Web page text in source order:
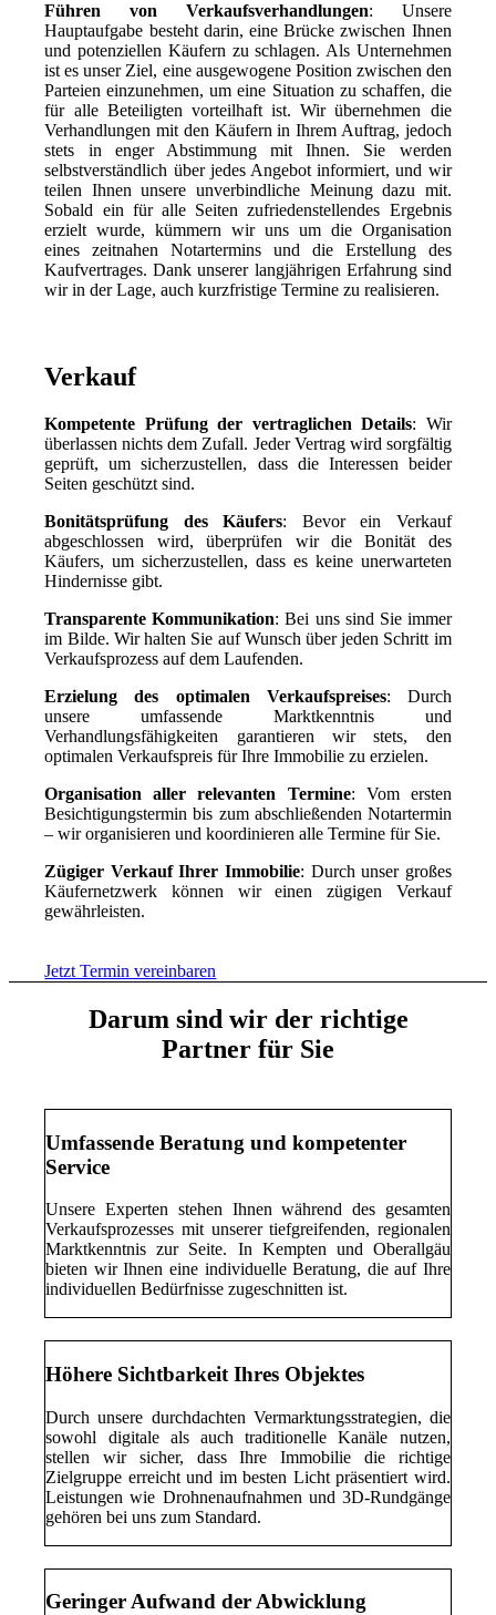
Führen von Verkaufsverhandlungen: Unsere
Hauptaufgabe besteht darin, eine Brücke zwischen Ihnen
und potenziellen Käufern zu schlagen. Als Unternehmen
ist es unser Ziel, eine ausgewogene Position zwischen den
Parteien einzunehmen, um eine Situation zu schaffen, die
für alle Beteiligten vorteilhaft ist. Wir übernehmen die
Verhandlungen mit den Käufern in Ihrem Auftrag, jedoch
stets in enger Abstimmung mit Ihnen. Sie werden
selbstverständlich über jedes Angebot informiert, und wir
teilen Ihnen unsere unverbindliche Meinung dazu mit.
Sobald ein für alle Seiten zufriedenstellendes Ergebnis
erzielt wurde, kümmern wir uns um die Organisation
eines zeitnahen Notartermins und die Erstellung des
Kaufvertrages. Dank unserer langjährigen Erfahrung sind
wir in der Lage, auch kurzfristige Termine zu realisieren.
Verkauf
Kompetente Prüfung der vertraglichen Details: Wir
überlassen nichts dem Zufall. Jeder Vertrag wird sorgfältig
geprüft, um sicherzustellen, dass die Interessen beider
Seiten geschützt sind.
Bonitätsprüfung des Käufers: Bevor ein Verkauf
abgeschlossen wird, überprüfen wir die Bonität des
Käufers, um sicherzustellen, dass es keine unerwarteten
Hindernisse gibt.
Transparente Kommunikation: Bei uns sind Sie immer
im Bilde. Wir halten Sie auf Wunsch über jeden Schritt im
Verkaufsprozess auf dem Laufenden.
Erzielung des optimalen Verkaufspreises: Durch
unsere umfassende Marktkenntnis und
Verhandlungsfähigkeiten garantieren wir stets, den
optimalen Verkaufspreis für Ihre Immobilie zu erzielen.
Organisation aller relevanten Termine: Vom ersten
Besichtigungstermin bis zum abschließenden Notartermin
– wir organisieren und koordinieren alle Termine für Sie.
Zügiger Verkauf Ihrer Immobilie: Durch unser großes
Käufernetzwerk können wir einen zügigen Verkauf
gewährleisten.
Jetzt Termin vereinbaren
Darum sind wir der richtige
Partner für Sie
Umfassende Beratung und kompetenter
Service
Unsere Experten stehen Ihnen während des gesamten
Verkaufsprozesses mit unserer tiefgreifenden, regionalen
Marktkenntnis zur Seite. In Kempten und Oberallgäu
bieten wir Ihnen eine individuelle Beratung, die auf Ihre
individuellen Bedürfnisse zugeschnitten ist.
Höhere Sichtbarkeit Ihres Objektes
Durch unsere durchdachten Vermarktungsstrategien, die
sowohl digitale als auch traditionelle Kanäle nutzen,
stellen wir sicher, dass Ihre Immobilie die richtige
Zielgruppe erreicht und im besten Licht präsentiert wird.
Leistungen wie Drohnenaufnahmen und 3D-Rundgänge
gehören bei uns zum Standard.
Geringer Aufwand der Abwicklung